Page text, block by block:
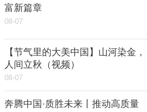
富新篇章
08-07
【节气里的大美中国】山河染金，
人间立秋（视频）
08-07
奔腾中国·质胜未来丨推动高质量